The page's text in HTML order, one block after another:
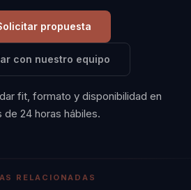
propuesta
con nuestro equipo
fit, formato y disponibilidad en
de 24 horas hábiles.
RELACIONADAS